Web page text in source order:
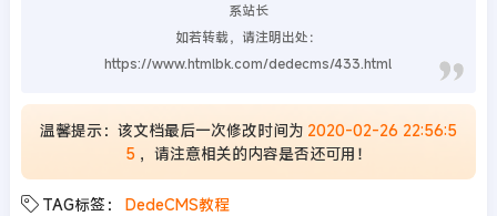
系站长
如若转载，请注明出处：
https://www.htmlbk.com/dedecms/433.html
温馨提示：该文档最后一次修改时间为 2020-02-26 22:56:5
5 ，请注意相关的内容是否还可用！
TAG标签： DedeCMS教程